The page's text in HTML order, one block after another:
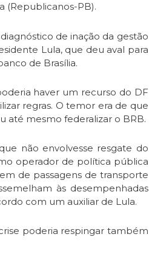
(Republicanos-PB).
de inação da gestão
Lula, que deu aval para
de Brasília.
haver um recurso do DF
regras. O temor era de que
até mesmo federalizar o BRB.
não envolvesse resgate do
operador de política pública
de passagens de transporte
às desempenhadas
com um auxiliar de Lula.
poderia respingar também